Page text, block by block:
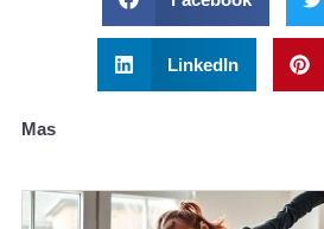
LinkedIn
Mas